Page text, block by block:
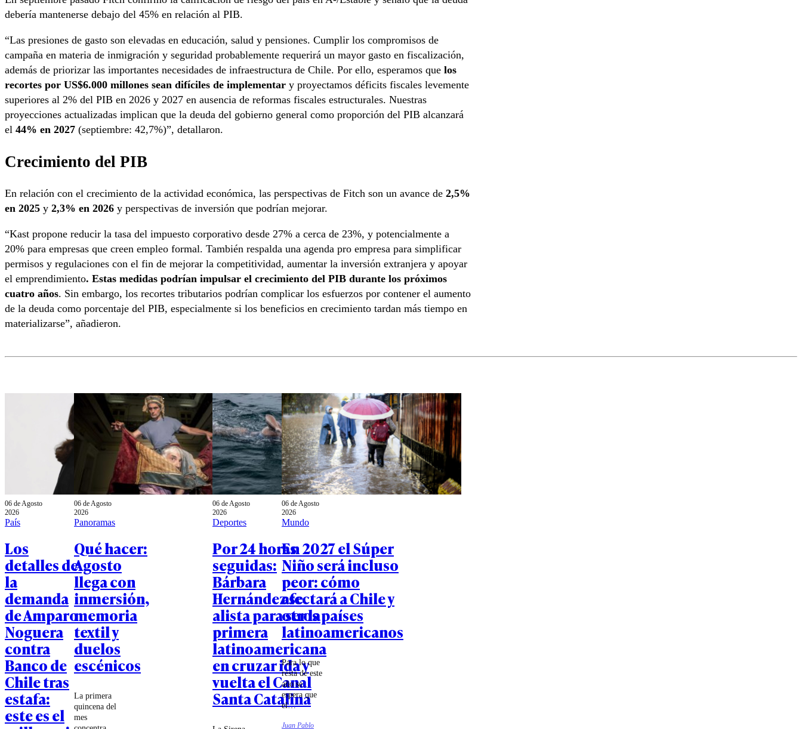
debería mantenerse debajo del 45% en relación al PIB.
“Las presiones de gasto son elevadas en educación, salud y pensiones. Cumplir los compromisos de
campaña en materia de inmigración y seguridad probablemente requerirá un mayor gasto en fiscalización,
además de priorizar las importantes necesidades de infraestructura de Chile. Por ello, esperamos que los
recortes por US$6.000 millones sean difíciles de implementar y proyectamos déficits fiscales levemente
superiores al 2% del PIB en 2026 y 2027 en ausencia de reformas fiscales estructurales. Nuestras
proyecciones actualizadas implican que la deuda del gobierno general como proporción del PIB alcanzará
el 44% en 2027 (septiembre: 42,7%)”, detallaron.
Crecimiento del PIB
En relación con el crecimiento de la actividad económica, las perspectivas de Fitch son un avance de 2,5%
en 2025 y 2,3% en 2026 y perspectivas de inversión que podrían mejorar.
“Kast propone reducir la tasa del impuesto corporativo desde 27% a cerca de 23%, y potencialmente a
20% para empresas que creen empleo formal. También respalda una agenda pro empresa para simplificar
permisos y regulaciones con el fin de mejorar la competitividad, aumentar la inversión extranjera y apoyar
el emprendimiento. Estas medidas podrían impulsar el crecimiento del PIB durante los próximos
cuatro años. Sin embargo, los recortes tributarios podrían complicar los esfuerzos por contener el aumento
de la deuda como porcentaje del PIB, especialmente si los beneficios en crecimiento tardan más tiempo en
materializarse”, añadieron.
06 de Agosto
2026
País
Los
detalles de
la
demanda
de Amparo
Noguera
contra
Banco de
Chile tras
estafa:
este es el
06 de Agosto
2026
Panoramas
Qué hacer:
Agosto
llega con
inmersión,
memoria
textil y
duelos
escénicos
La primera
quincena del
mes
06 de Agosto
2026
Deportes
Por 24 horas
seguidas:
Bárbara
Hernández se
alista para ser la
primera
latinoamericana
en cruzar ida y
vuelta el Canal
Santa Catalina
06 de Agosto
2026
Mundo
En 2027 el Súper
Niño será incluso
peor: cómo
afectará a Chile y
otros países
latinoamericanos
Para lo que
resta de este
año se
espera que
el
climático se
Juan Pablo